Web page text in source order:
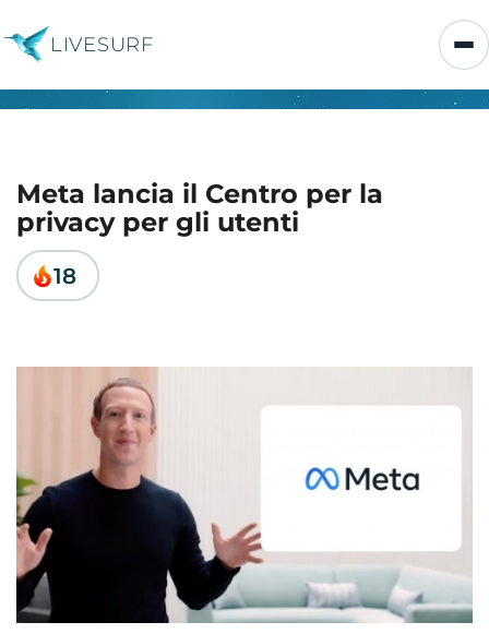
LIVESURF
Meta lancia il Centro per la
privacy per gli utenti
18